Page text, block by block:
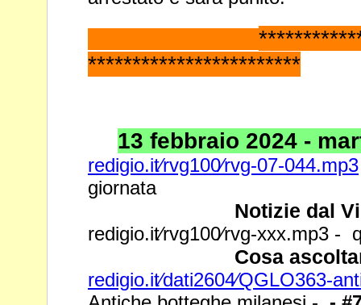
************************
13 febbraio 2024 -
redigio.it⁄rvg100⁄rvg-07-044.mp3
giornata
Notizie dal
redigio.it⁄rvg100⁄rvg-xxx.mp3 -
Cosa
redigio.it⁄dati2604⁄QGLO363-